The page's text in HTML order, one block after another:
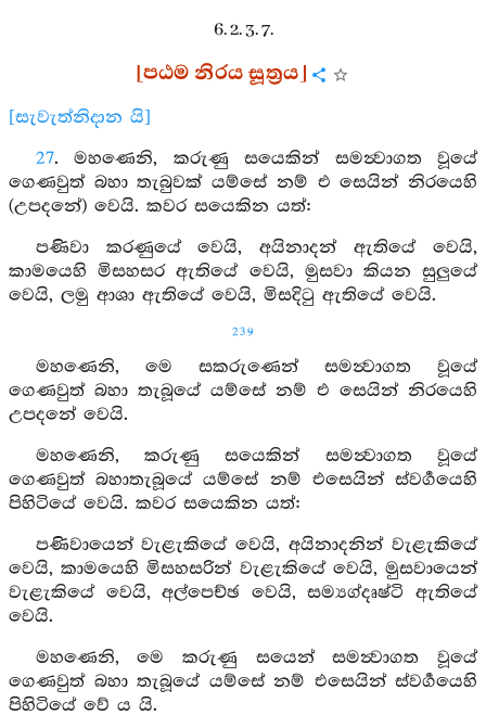
6. 2. 3. 7.
[පඨම නිරය සූත්‍රය]
[සැවැත්නිදාන යි]
27. මහණෙනි, කරුණු සයෙකින් සමන්‍වාගත වූයේ
ගෙණවුත් බහා තැබුවක් යම්සේ නම් එ සෙයින් නිරයෙහි
(උපදනේ) වෙයි. කවර සයෙකින යත්:
පණිවා කරණුයේ වෙයි, අයිනාදන් ඇතියේ වෙයි,
කාමයෙහි මිසහසර ඇතියේ වෙයි, මුසවා කියන සුලුයේ
වෙයි, ලමු ආශා ඇතියේ වෙයි, මිසදිටු ඇතියේ වෙයි.
239
මහණෙනි, මෙ සකරුණෙන් සමන්‍වාගත වූයේ
ගෙණවුත් බහා තැබූයේ යම්සේ නම් එ සෙයින් නිරයෙහි
උපදනේ වෙයි.
මහණෙනි, කරුණු සයෙකින් සමන්‍වාගත වූයේ
ගෙණවුත් බහාතැබූයේ යම්සේ නම් එසෙයින් ස්වර්‍ගයෙහි
පිහිටියේ වෙයි. කවර සයෙකින යත්:
පණිවායෙන් වැළැකියේ වෙයි, අයිනාදනින් වැළැකියේ
වෙයි, කාමයෙහි මිසහසරින් වැළැකියේ වෙයි, මුසවායෙන්
වැළැකියේ වෙයි, අල්පෙච්ඡ වෙයි, සම්‍යග්දෘෂ්ටි ඇතියේ
වෙයි.
මහණෙනි, මෙ කරුණු සයෙන් සමන්‍වාගත වූයේ
ගෙණවුත් බහා තැබූයේ යම්සේ නම් එසෙයින් ස්වර්‍ගයෙහි
පිහිටියේ වේ ය යි.